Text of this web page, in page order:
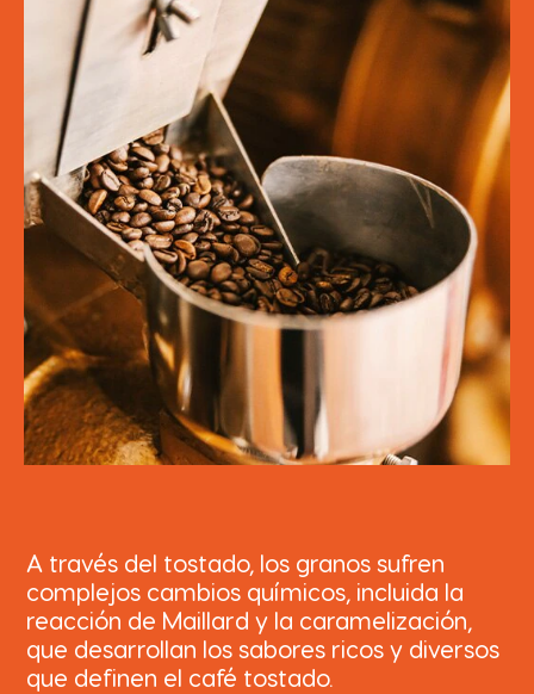
A través del tostado, los granos sufren
complejos cambios químicos, incluida la
reacción de Maillard y la caramelización,
que desarrollan los sabores ricos y diversos
que definen el café tostado.